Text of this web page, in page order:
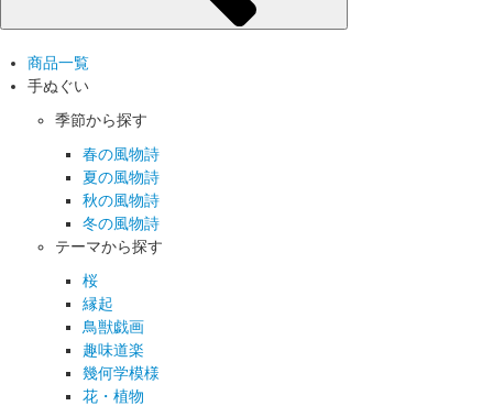
商品一覧
手ぬぐい
季節から探す
春の風物詩
夏の風物詩
秋の風物詩
冬の風物詩
テーマから探す
桜
縁起
鳥獣戯画
趣味道楽
幾何学模様
花・植物